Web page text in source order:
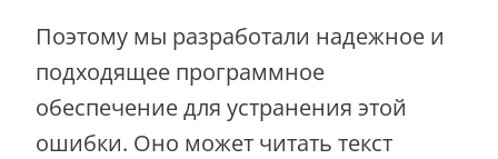
Поэтому мы разработали надежное и
подходящее программное
обеспечение для устранения этой
ошибки. Оно может читать текст